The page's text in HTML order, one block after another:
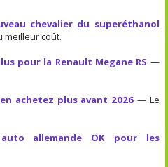
chevalier du superéthanol
coût.
pour la Renault Megane RS —
achetez plus avant 2026 — Le
allemande OK pour les